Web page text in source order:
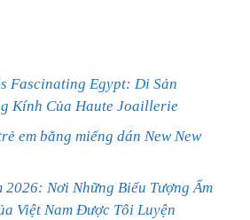
Fascinating Egypt: Di Sản
Kính Của Haute Joaillerie
em bằng miếng dán New New
2026: Nơi Những Biểu Tượng Ẩm
Việt Nam Được Tôi Luyện